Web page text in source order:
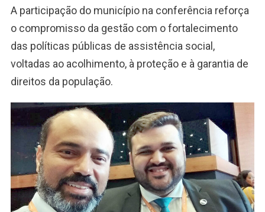
A participação do município na conferência reforça
o compromisso da gestão com o fortalecimento
das políticas públicas de assistência social,
voltadas ao acolhimento, à proteção e à garantia de
direitos da população.